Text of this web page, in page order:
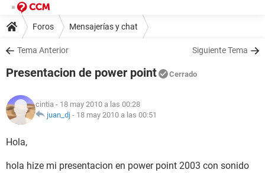
Foros Mensajerías y chat
Tema Anterior Siguiente Tema
Presentacion de power point Cerrado
cintia - 18 may 2010 a las 00:28
juan_dj - 18 may 2010 a las 00:51
Hola,
hola hize mi presentacion en power point 2003 con sonido